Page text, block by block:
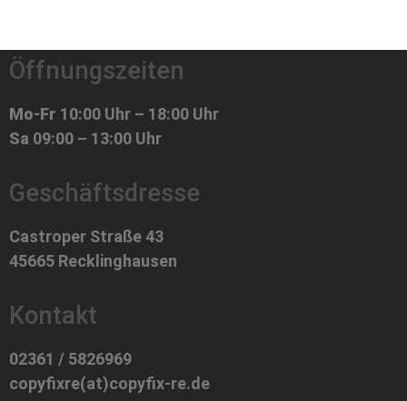
Öffnungszeiten
Mo-Fr 10:00 Uhr – 18:00 Uhr
Sa 09:00 – 13:00 Uhr
Geschäftsdresse
Castroper Straße 43
45665 Recklinghausen
Kontakt
02361 / 5826969
copyfixre(at)copyfix-re.de